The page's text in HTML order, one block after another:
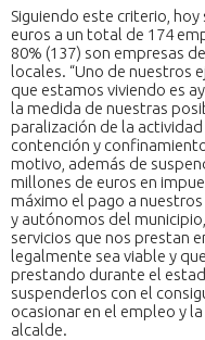
Siguiendo este criterio,
euros a un total de 174
80% (137) son empresas
locales. “Uno de nuestros
que estamos viviendo es
la medida de nuestras
paralización de la
contención y
motivo, además de
millones de euros en
máximo el pago a
y autónomos del
servicios que nos prestan
legalmente sea viable y
prestando durante el
suspenderlos con el
ocasionar en el empleo y
alcalde.